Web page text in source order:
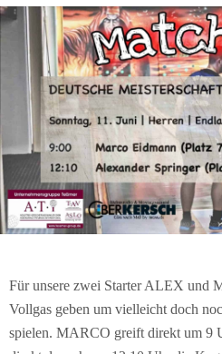
Für unsere zwei Starter ALEX und
Vollgas geben um vielleicht doch
spielen. MARCO greift direkt um 9